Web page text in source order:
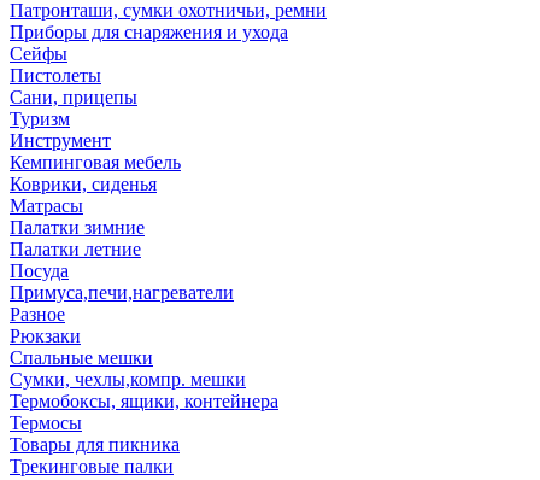
Патронташи, сумки охотничьи, ремни
Приборы для снаряжения и ухода
Сейфы
Пистолеты
Сани, прицепы
Туризм
Инструмент
Кемпинговая мебель
Коврики, сиденья
Матрасы
Палатки зимние
Палатки летние
Посуда
Примуса,печи,нагреватели
Разное
Рюкзаки
Спальные мешки
Сумки, чехлы,компр. мешки
Термобоксы, ящики, контейнера
Термосы
Товары для пикника
Трекинговые палки